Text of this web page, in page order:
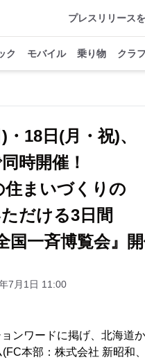
プレスリリース
ク モバイル 乗り物 クラ
18日(月・祝)、
時開催！
まいづくりの
だける3日間
国一斉博覧会』開
7月1日 11:00
ンワードに掲げ、北海道
本部：株式会社 新昭和